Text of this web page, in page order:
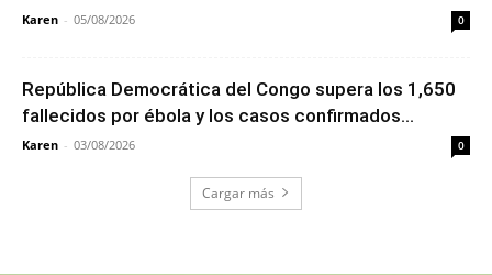
Karen - 05/08/2026 0
República Democrática del Congo supera los 1,650
fallecidos por ébola y los casos confirmados...
Karen - 03/08/2026 0
Cargar más